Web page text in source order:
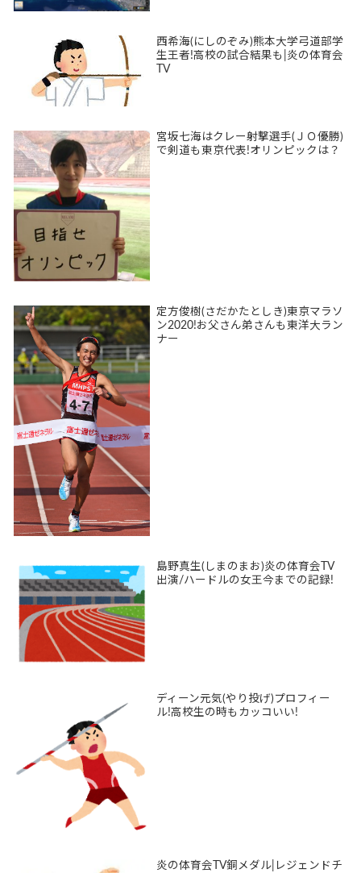
西希海(にしのぞみ)熊本大学弓道部学
生王者!高校の試合結果も|炎の体育会
TV
宮坂七海はクレー射撃選手(ＪＯ優勝)
で剣道も東京代表!オリンピックは？
定方俊樹(さだかたとしき)東京マラソ
ン2020!お父さん弟さんも東洋大ラン
ナー
島野真生(しまのまお)炎の体育会TV
出演/ハードルの女王今までの記録!
ディーン元気(やり投げ)プロフィー
ル!高校生の時もカッコいい!
炎の体育会TV銅メダル|レジェンドチ